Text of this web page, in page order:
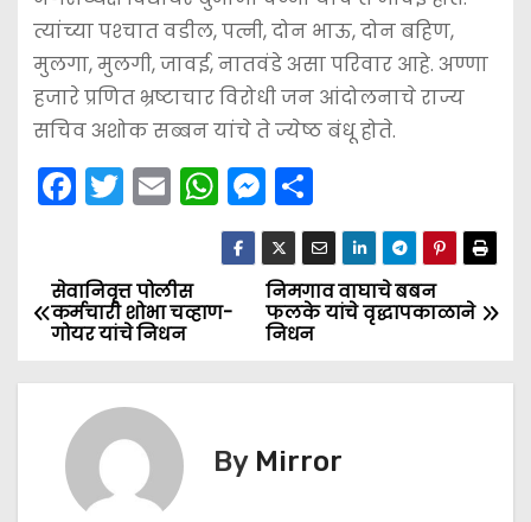
त्यांच्या पश्‍चात वडील, पत्नी, दोन भाऊ, दोन बहिण,
मुलगा, मुलगी, जावई, नातवंडे असा परिवार आहे. अण्णा
हजारे प्रणित भ्रष्टाचार विरोधी जन आंदोलनाचे राज्य
सचिव अशोक सब्बन यांचे ते ज्येष्ठ बंधू होते.
F
a
e
b
o
o
k
T
w
er
E
m
l
W
h
a
ts
A
p
M
e
s
s
e
n
er
S
h
ar
e
P
निमगाव वाघाचे बबन
फलके यांचे वृद्धापकाळाने
निधन
सेवानिवृत्त पोलीस
कर्मचारी शोभा चव्हाण-
गोयर यांचे निधन
By Mirror